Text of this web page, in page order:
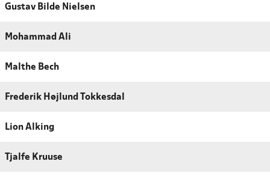
Gustav Bilde Nielsen
Mohammad Ali
Malthe Bech
Frederik Højlund Tokkesdal
Lion Alking
Tjalfe Kruuse